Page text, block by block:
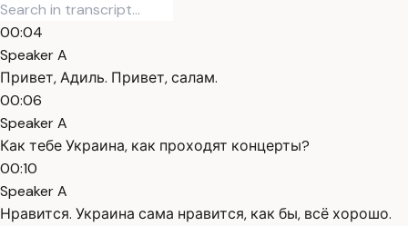
00:04
Speaker A
Привет, Адиль. Привет, салам.
00:06
Speaker A
Как тебе Украина, как проходят концерты?
00:10
Speaker A
Нравится. Украина сама нравится, как бы, всё хорошо.